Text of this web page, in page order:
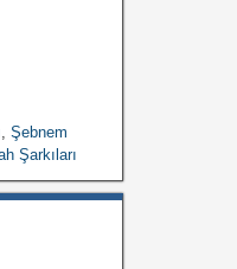
, Şebnem
Şarkıları